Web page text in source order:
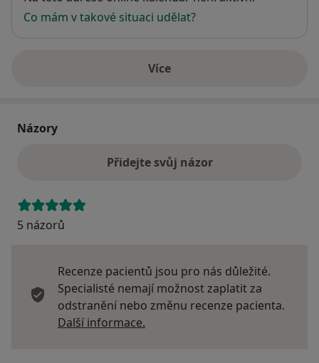
Co mám v takové situaci udělat?
Víceo adrese
Názory
Přidejte svůj názor
5 názorů
Recenze pacientů jsou pro nás důležité.
Specialisté nemají možnost zaplatit za
odstranění nebo změnu recenze pacienta.
Další informace.